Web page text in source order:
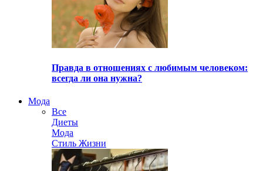
Правда в отношениях с любимым человеком:
всегда ли она нужна?
Мода
Все
Диеты
Мода
Стиль Жизни